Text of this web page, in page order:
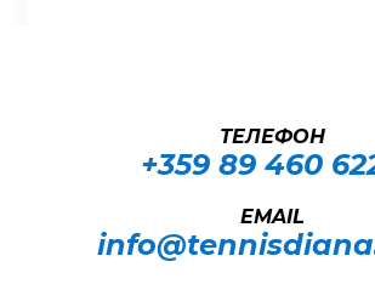
ТЕЛЕФОН
+359 89 460
EMAIL